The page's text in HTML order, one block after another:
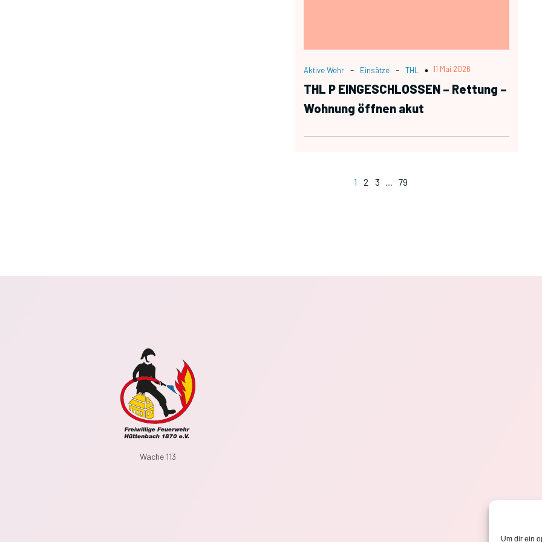
Um dir ein
Aktive Wehr - Einsätze - THL 11 Mai 2026
THL P EINGESCHLOSSEN – Rettung –
Wohnung öffnen akut
1 2 3 … 79
Wache 113